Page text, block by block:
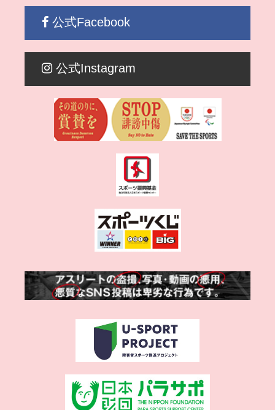
公式Facebook
公式Instagram